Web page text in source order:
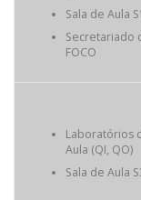
Sala de Aula
Secretariado
FOCO
Laboratórios
Aula (QI, QO)
Sala de Aula